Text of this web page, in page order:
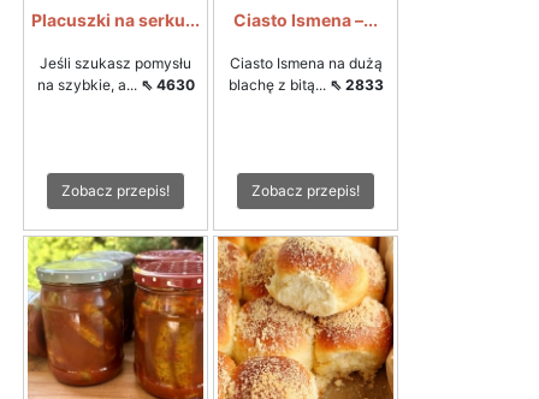
Placuszki na serku...
Jeśli szukasz pomysłu
na szybkie, a... ⇖ 4630
Zobacz przepis!
Ciasto Ismena –...
Ciasto Ismena na dużą
blachę z bitą... ⇖ 2833
Zobacz przepis!